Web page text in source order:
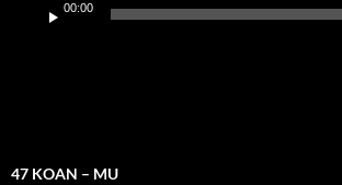
Player
00:00
47 KOAN – MU